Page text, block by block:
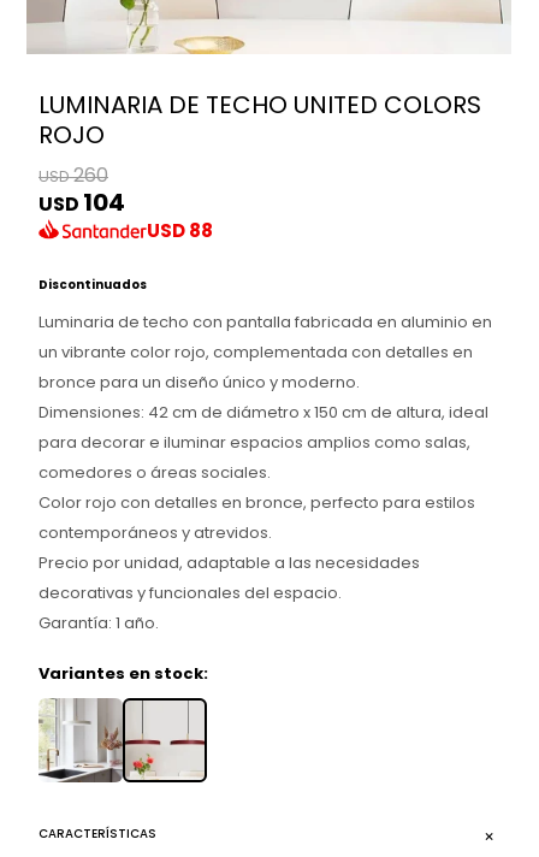
LUMINARIA DE TECHO UNITED COLORS
ROJO
USD260
USD 104
USD88
Discontinuados
Luminaria de techo con pantalla fabricada en aluminio en
un vibrante color rojo, complementada con detalles en
bronce para un diseño único y moderno.
Dimensiones: 42 cm de diámetro x 150 cm de altura, ideal
para decorar e iluminar espacios amplios como salas,
comedores o áreas sociales.
Color rojo con detalles en bronce, perfecto para estilos
contemporáneos y atrevidos.
Precio por unidad, adaptable a las necesidades
decorativas y funcionales del espacio.
Garantía: 1 año.
Variantes en stock:
CARACTERÍSTICAS